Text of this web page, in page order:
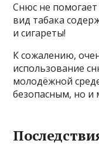
Снюс не помогает
вид табака
и сигареты!
К сожалению,
использование
молодёжной
безопасным, но и